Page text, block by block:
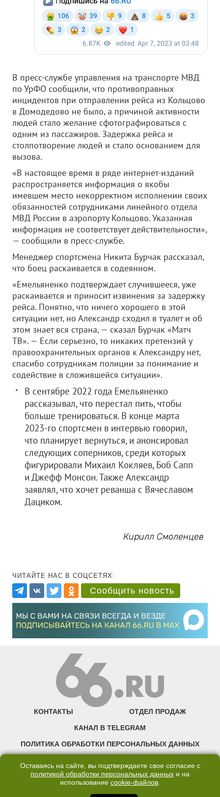
В пресс-службе управления на транспорте МВД
по УрФО сообщили, что противоправных
инцидентов при отправлении рейса из Кольцово
в Домодедово не было, а причиной активности
людей стало желание сфотографироваться с
одним из пассажиров. Задержка рейса и
столпотворение людей и стало основанием для
вызова.
«В настоящее время в ряде интернет-изданий
распространяется информация о якобы
имевшем место некорректном исполнении своих
обязанностей сотрудниками линейного отдела
МВД России в аэропорту Кольцово. Указанная
информация не соответствует действительности»,
— сообщили в пресс-службе.
Менеджер спортсмена Никита Бурчак рассказал,
что боец раскаивается в содеянном.
«Емельяненко подтверждает случившееся, уже
раскаивается и приносит извинения за задержку
рейса. Понятно, что ничего хорошего в этой
ситуации нет, но Александр сходил в туалет и об
этом знает вся страна, — сказал Бурчак «Матч
ТВ». — Если серьезно, то никаких претензий у
правоохранительных органов к Александру нет,
спасибо сотрудникам полиции за понимание и
содействие в сложившейся ситуации».
В сентябре 2022 года Емельяненко
рассказывал, что перестал пить, чтобы
больше тренироваться. В конце марта
2023-го спортсмен в интервью говорил,
что планирует вернуться, и анонсировал
следующих соперников, среди которых
фигурировали Михаил Кокляев, Боб Сапп
и Джефф Монсон. Также Александр
заявлял, что хочет реванша с Вячеславом
Дациком.
Кирилл Смоленцев
ЧИТАЙТЕ НАС В СОЦСЕТЯХ:
Сообщить новость
КОНТАКТЫ ОТДЕЛ ПРОДАЖ
КАНАЛ В TELEGRAM
ПОЛИТИКА ОБРАБОТКИ ПЕРСОНАЛЬНЫХ ДАННЫХ
©2007—2025 66.RU. Воспроизведение, сообщение, доведение до всеобщего
Оставаясь на сайте, вы подтверждаете свое согласие с
политикой обработки персональных данных и на
использование cookie-файлов.